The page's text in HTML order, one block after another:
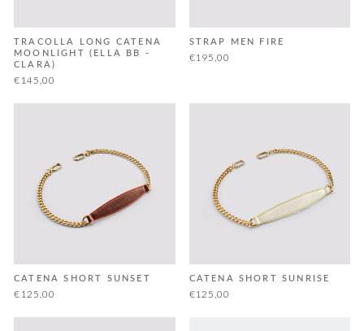
TRACOLLA LONG CATENA
MOONLIGHT (ELLA BB -
CLARA)
€145,00
STRAP MEN FIRE
€195,00
CATENA SHORT SUNSET
€125,00
CATENA SHORT SUNRISE
€125,00